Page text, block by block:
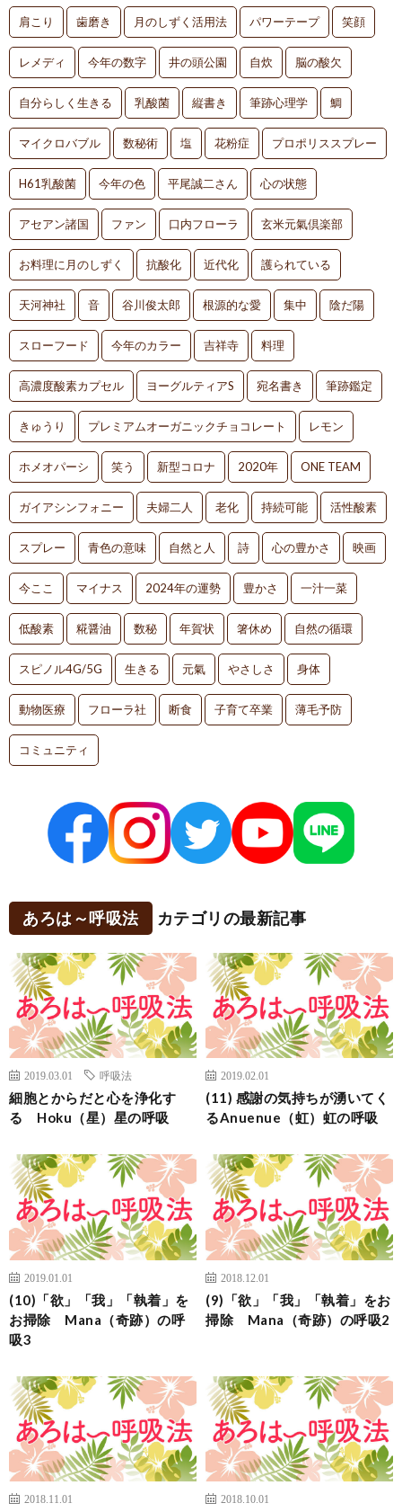
肩こり 歯磨き 月のしずく活用法 パワーテープ 笑顔
レメディ 今年の数字 井の頭公園 自炊 脳の酸欠
自分らしく生きる 乳酸菌 縦書き 筆跡心理学 鯛
マイクロバブル 数秘術 塩 花粉症 プロポリススプレー
H61乳酸菌 今年の色 平尾誠二さん 心の状態
アセアン諸国 ファン 口内フローラ 玄米元氣倶楽部
お料理に月のしずく 抗酸化 近代化 護られている
天河神社 音 谷川俊太郎 根源的な愛 集中 陰だ陽
スローフード 今年のカラー 吉祥寺 料理
高濃度酸素カプセル ヨーグルティアS 宛名書き 筆跡鑑定
きゅうり プレミアムオーガニックチョコレート レモン
ホメオパーシ 笑う 新型コロナ 2020年 ONE TEAM
ガイアシンフォニー 夫婦二人 老化 持続可能 活性酸素
スプレー 青色の意味 自然と人 詩 心の豊かさ 映画
今ここ マイナス 2024年の運勢 豊かさ 一汁一菜
低酸素 糀醤油 数秘 年賀状 箸休め 自然の循環
スピノル4G/5G 生きる 元氣 やさしさ 身体
動物医療 フローラ社 断食 子育て卒業 薄毛予防
コミュニティ
あろは～呼吸法 カテゴリの最新記事
2019.03.01 呼吸法
細胞とからだと心を浄化す
る Hoku（星）星の呼吸
2019.02.01
(11) 感謝の気持ちが湧いてく
るAnuenue（虹）虹の呼吸
2019.01.01
(10)「欲」「我」「執着」を
お掃除 Mana（奇跡）の呼
吸3
2018.12.01
(9)「欲」「我」「執着」をお
掃除 Mana（奇跡）の呼吸2
2018.11.01 2018.10.01